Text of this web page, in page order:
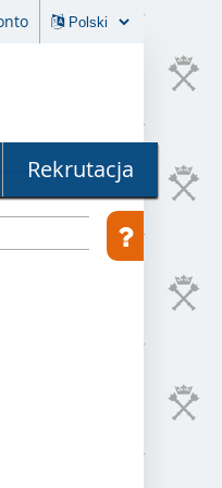
Rekrutacja